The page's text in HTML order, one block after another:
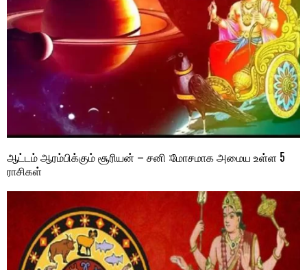
ஆட்டம் ஆரம்பிக்கும் சூரியன் – சனி :மோசமாக அமைய உள்ள 5
ராசிகள்